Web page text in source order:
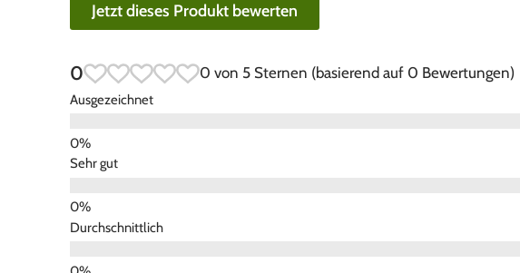
Jetzt dieses Produkt bewerten
0 0 von 5 Sternen (basierend auf 0 Bewertungen)
Ausgezeichnet
Sehr gut
Durchschnittlich